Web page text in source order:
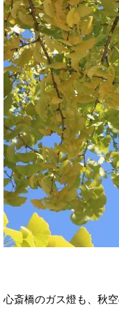
心斎橋のガス燈も、秋